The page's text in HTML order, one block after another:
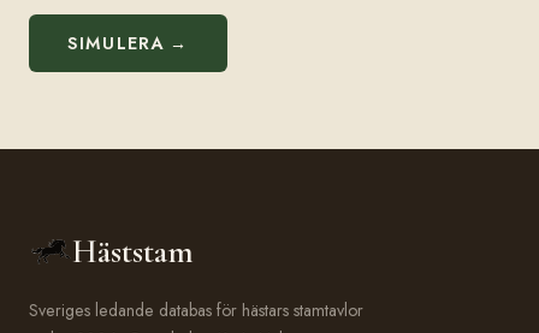
SIMULERA →
Häststam
Sveriges ledande databas för hästars stamtavlor